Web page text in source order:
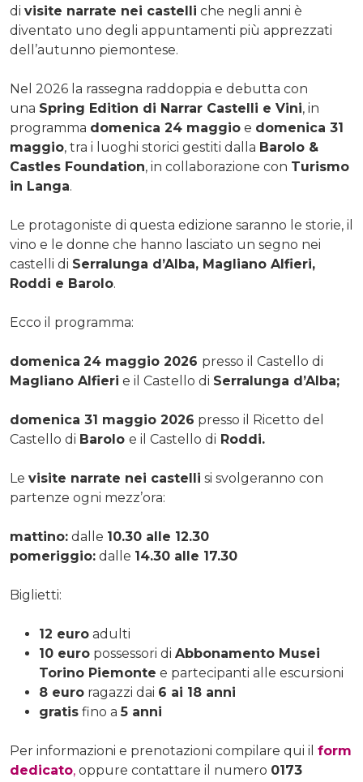
di visite narrate nei castelli che negli anni è
diventato uno degli appuntamenti più apprezzati
dell’autunno piemontese.
Nel 2026 la rassegna raddoppia e debutta con
una Spring Edition di Narrar Castelli e Vini, in
programma domenica 24 maggio e domenica 31
maggio, tra i luoghi storici gestiti dalla Barolo &
Castles Foundation, in collaborazione con Turismo
in Langa.
Le protagoniste di questa edizione saranno le storie, il
vino e le donne che hanno lasciato un segno nei
castelli di Serralunga d’Alba, Magliano Alfieri,
Roddi e Barolo.
Ecco il programma:
domenica 24 maggio 2026 presso il Castello di
Magliano Alfieri e il Castello di Serralunga d’Alba;
domenica 31 maggio 2026 presso il Ricetto del
Castello di Barolo e il Castello di Roddi.
Le visite narrate nei castelli si svolgeranno con
partenze ogni mezz’ora:
mattino: dalle 10.30 alle 12.30
pomeriggio: dalle 14.30 alle 17.30
Biglietti:
12 euro adulti
10 euro possessori di Abbonamento Musei
Torino Piemonte e partecipanti alle escursioni
8 euro ragazzi dai 6 ai 18 anni
gratis fino a5 anni
Per informazioni e prenotazioni compilare qui il form
dedicato, oppure contattare il numero 0173